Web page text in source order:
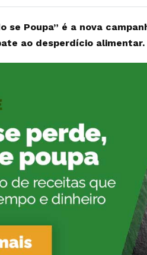
se Poupa” é a nova
ao desperdício alimentar.